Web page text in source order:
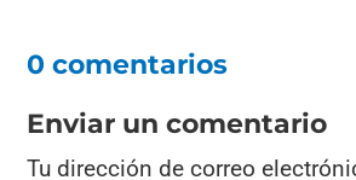
0 comentarios
Enviar un comentario
Tu dirección de correo